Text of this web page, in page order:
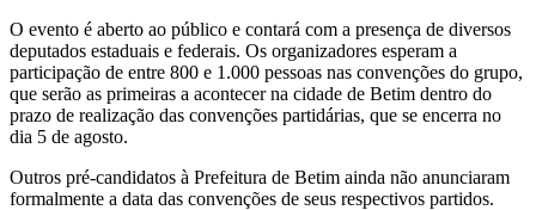
O evento é aberto ao público e contará com a presença de diversos
deputados estaduais e federais. Os organizadores esperam a
participação de entre 800 e 1.000 pessoas nas convenções do grupo,
que serão as primeiras a acontecer na cidade de Betim dentro do
prazo de realização das convenções partidárias, que se encerra no
dia 5 de agosto.
Outros pré-candidatos à Prefeitura de Betim ainda não anunciaram
formalmente a data das convenções de seus respectivos partidos.